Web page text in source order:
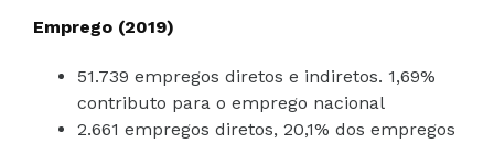
Emprego (2019)
51.739 empregos diretos e indiretos. 1,69%
contributo para o emprego nacional
2.661 empregos diretos, 20,1% dos empregos